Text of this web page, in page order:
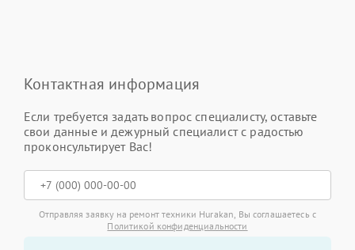
Контактная информация
Если требуется задать вопрос специалисту, оставьте
свои данные и дежурный специалист с радостью
проконсультирует Вас!
Отправляя заявку на ремонт техники Hurakan, Вы соглашаетесь с
Политикой конфиденциальности